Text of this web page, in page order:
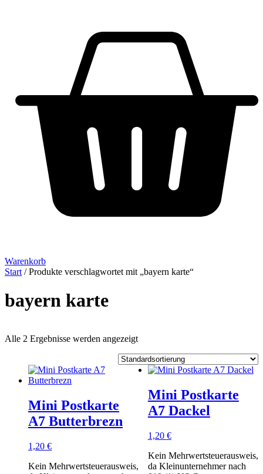
Warenkorb
Start / Produkte verschlagwortet mit „bayern karte“
bayern karte
Alle 2 Ergebnisse werden angezeigt
Mini Postkarte
A7 Butterbrezn
1,20 €
Kein Mehrwertsteuerausweis,
Mini Postkarte
A7 Dackel
1,20 €
Kein Mehrwertsteuerausweis,
da Kleinunternehmer nach